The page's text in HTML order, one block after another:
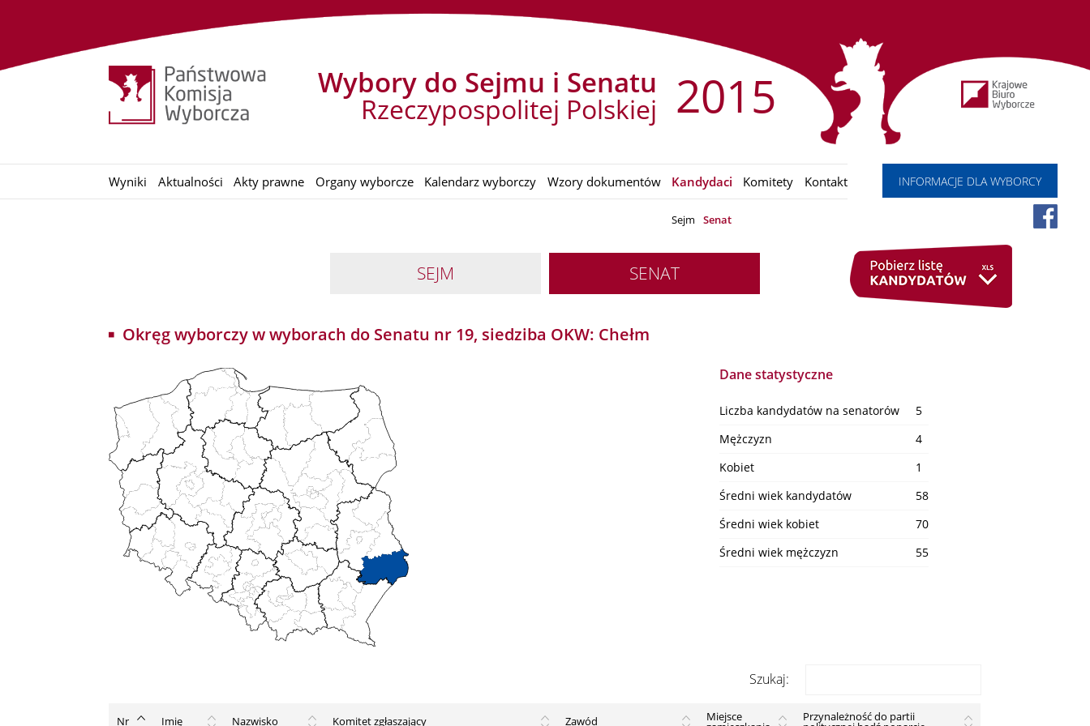
Wybory do Sejmu i Senatu
Rzeczypospolitej Polskiej 2015
Wyniki Aktualności Akty prawne Organy wyborcze Kalendarz wyborczy Wzory dokumentów Kandydaci
Sejm Senat
Komitety Kontakt INFORMACJE DLA WYBORCY
SEJM SENAT
Okręg wyborczy w wyborach do Senatu nr 19, siedziba OKW: Chełm
Dane statystyczne
Liczba kandydatów na senatorów
5
Mężczyzn
4
Kobiet
1
Średni wiek kandydatów
58
Średni wiek kobiet
70
Średni wiek mężczyzn
55
Szukaj:
Nr Imię Nazwisko Komitet zgłaszający Zawód Miejsce Przynależność do partii